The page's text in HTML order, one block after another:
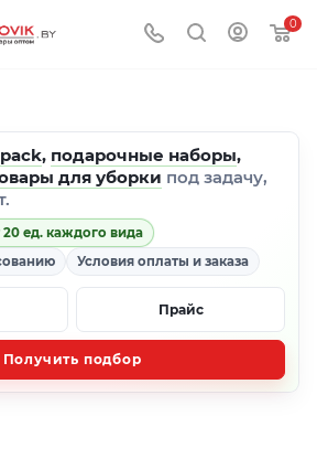
0
, подарочные наборы,
для уборки под задачу,
ед. каждого вида
Условия оплаты и заказа
Прайс
Получить подбор